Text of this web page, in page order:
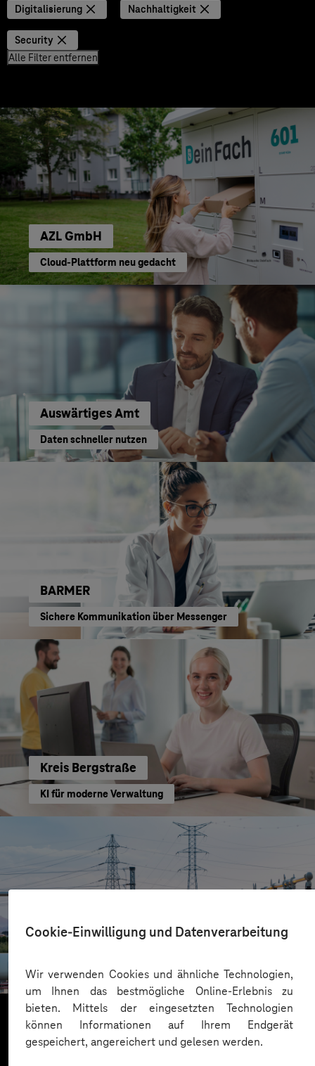
Cookie-Einwilligung und Datenverarbeitung
Wir verwenden Cookies und ähnliche Technologien,
um Ihnen das bestmögliche Online-Erlebnis zu
bieten. Mittels der eingesetzten Technologien
können Informationen auf Ihrem Endgerät
gespeichert, angereichert und gelesen werden.
Digitalisierung Nachhaltigkeit
Security
Alle Filter entfernen
AZL GmbH
Cloud-Plattform neu gedacht
Auswärtiges Amt
Daten schneller nutzen
BARMER
Sichere Kommunikation über Messenger
Kreis Bergstraße
KI für moderne Verwaltung
HIGHVOLT Prüftechnik Dresden GmbH
CRA-Security für digitale Produkte
Mehr laden